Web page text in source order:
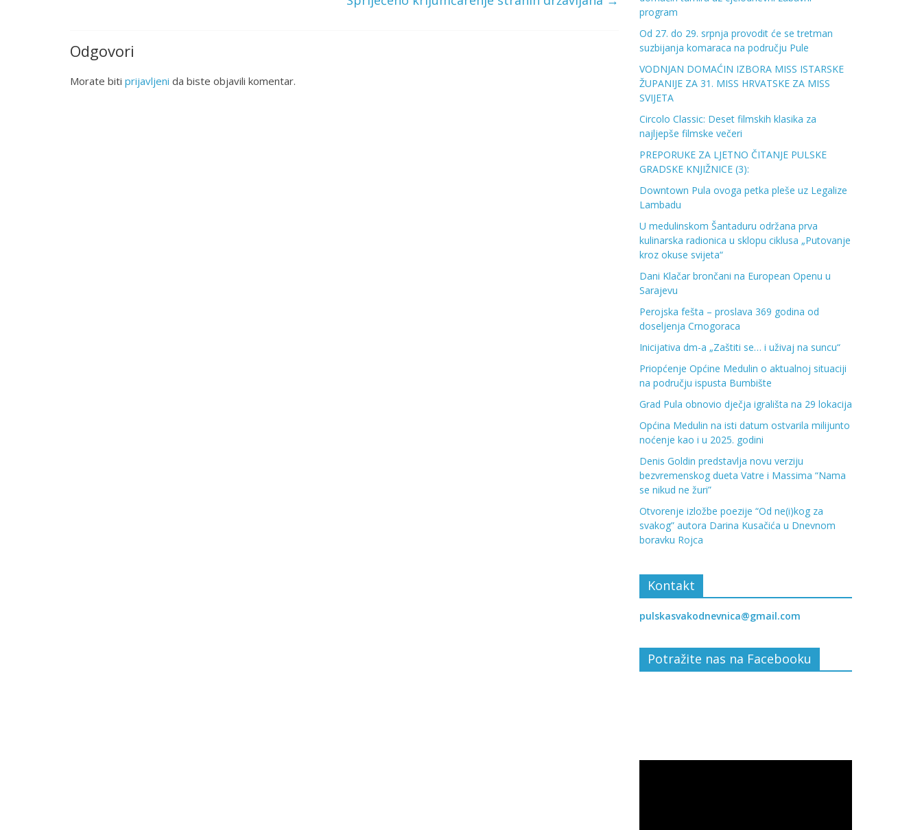
Odgovori
Morate biti prijavljeni da biste objavili komentar.
program
Od 27. do 29. srpnja provodit će se tretman
suzbijanja komaraca na području Pule
VODNJAN DOMAĆIN IZBORA MISS ISTARSKE
ŽUPANIJE ZA 31. MISS HRVATSKE ZA MISS
SVIJETA
Circolo Classic: Deset filmskih klasika za
najljepše filmske večeri
PREPORUKE ZA LJETNO ČITANJE PULSKE
GRADSKE KNJIŽNICE (3):
Downtown Pula ovoga petka pleše uz Legalize
Lambadu
U medulinskom Šantaduru održana prva
kulinarska radionica u sklopu ciklusa „Putovanje
kroz okuse svijeta“
Dani Klačar brončani na European Openu u
Sarajevu
Perojska fešta – proslava 369 godina od
doseljenja Crnogoraca
Inicijativa dm-a „Zaštiti se… i uživaj na suncu“
Priopćenje Općine Medulin o aktualnoj situaciji
na području ispusta Bumbište
Grad Pula obnovio dječja igrališta na 29 lokacija
Općina Medulin na isti datum ostvarila milijunto
noćenje kao i u 2025. godini
Denis Goldin predstavlja novu verziju
bezvremenskog dueta Vatre i Massima “Nama
se nikud ne žuri”
Otvorenje izložbe poezije “Od ne(i)kog za
svakog” autora Darina Kusačića u Dnevnom
boravku Rojca
Kontakt
pulskasvakodnevnica@gmail.com
Potražite nas na Facebooku